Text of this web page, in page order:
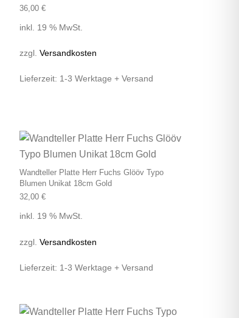
36,00 €
inkl. 19 % MwSt.
zzgl. Versandkosten
Lieferzeit: 1-3 Werktage + Versand
Wandteller Platte Herr Fuchs Glööv Typo
Blumen Unikat 18cm Gold
32,00 €
inkl. 19 % MwSt.
zzgl. Versandkosten
Lieferzeit: 1-3 Werktage + Versand